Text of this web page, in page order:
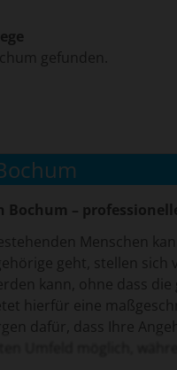
gefunden.
Bochum –
Menschen
geht, stellen
kann, ohne dass
hierfür eine
dafür, dass Ihre